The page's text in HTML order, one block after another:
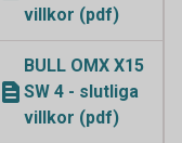
villkor (pdf)
BULL OMX X15
SW 4 - slutliga
villkor (pdf)